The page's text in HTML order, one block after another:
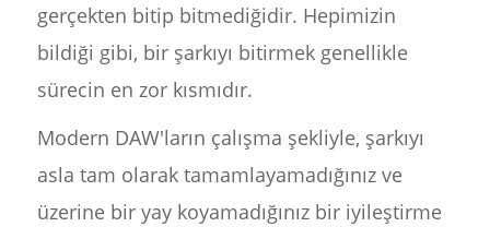
gerçekten bitip bitmediğidir. Hepimizin
bildiği gibi, bir şarkıyı bitirmek genellikle
sürecin en zor kısmıdır.
Modern DAW'ların çalışma şekliyle, şarkıyı
asla tam olarak tamamlayamadığınız ve
üzerine bir yay koyamadığınız bir iyileştirme